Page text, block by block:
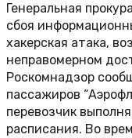
Генеральная
сбоя
хакерская атака,
неправомерном
Роскомнадзор
пассажиров
перевозчик
расписания. Во